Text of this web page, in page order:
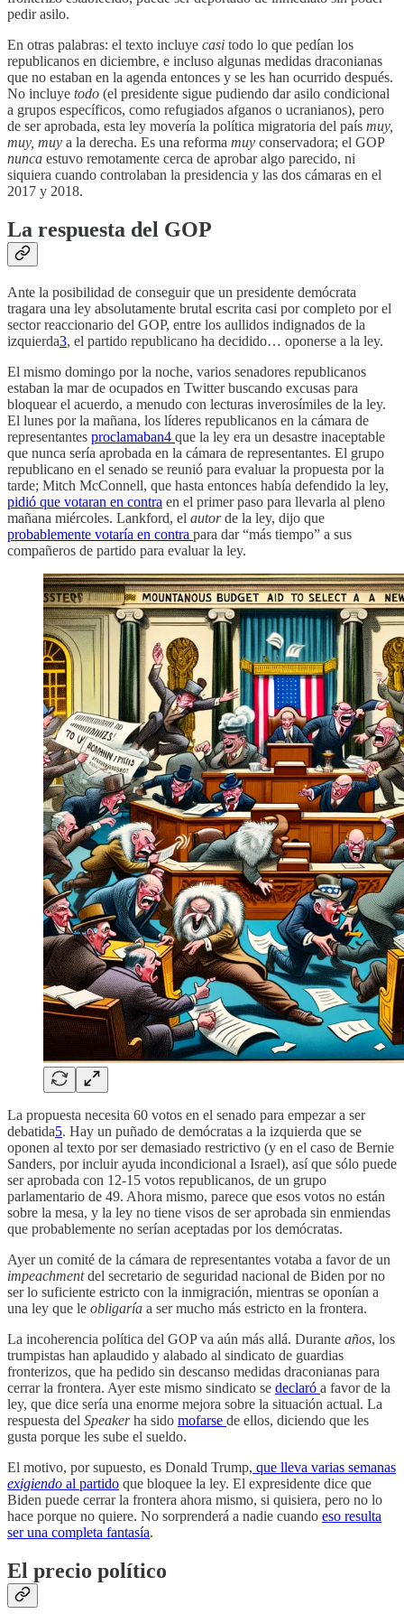
pedir asilo.
En otras palabras: el texto incluye casi todo lo que pedían los
republicanos en diciembre, e incluso algunas medidas draconianas
que no estaban en la agenda entonces y se les han ocurrido después.
No incluye todo (el presidente sigue pudiendo dar asilo condicional
a grupos específicos, como refugiados afganos o ucranianos), pero
de ser aprobada, esta ley movería la política migratoria del país muy,
muy, muy a la derecha. Es una reforma muy conservadora; el GOP
nunca estuvo remotamente cerca de aprobar algo parecido, ni
siquiera cuando controlaban la presidencia y las dos cámaras en el
2017 y 2018.
La respuesta del GOP
Ante la posibilidad de conseguir que un presidente demócrata
tragara una ley absolutamente brutal escrita casi por completo por el
sector reaccionario del GOP, entre los aullidos indignados de la
izquierda3, el partido republicano ha decidido… oponerse a la ley.
El mismo domingo por la noche, varios senadores republicanos
estaban la mar de ocupados en Twitter buscando excusas para
bloquear el acuerdo, a menudo con lecturas inverosímiles de la ley.
El lunes por la mañana, los líderes republicanos en la cámara de
representantes proclamaban4 que la ley era un desastre inaceptable
que nunca sería aprobada en la cámara de representantes. El grupo
republicano en el senado se reunió para evaluar la propuesta por la
tarde; Mitch McConnell, que hasta entonces había defendido la ley,
pidió que votaran en contra en el primer paso para llevarla al pleno
mañana miércoles. Lankford, el autorde la ley, dijo que
probablemente votaría en contra para dar “más tiempo” a sus
compañeros de partido para evaluar la ley.
La propuesta necesita 60 votos en el senado para empezar a ser
debatida5. Hay un puñado de demócratas a la izquierda que se
oponen al texto por ser demasiado restrictivo (y en el caso de Bernie
Sanders, por incluir ayuda incondicional a Israel), así que sólo puede
ser aprobada con 12-15 votos republicanos, de un grupo
parlamentario de 49. Ahora mismo, parece que esos votos no están
sobre la mesa, y la ley no tiene visos de ser aprobada sin enmiendas
que probablemente no serían aceptadas por los demócratas.
Ayer un comité de la cámara de representantes votaba a favor de un
impeachmentdel secretario de seguridad nacional de Biden por no
ser lo suficiente estricto con la inmigración, mientras se oponían a
una ley que le obligaría a ser mucho más estricto en la frontera.
La incoherencia política del GOP va aún más allá. Durante años, los
trumpistas han aplaudido y alabado al sindicato de guardias
fronterizos, que ha pedido sin descanso medidas draconianas para
cerrar la frontera. Ayer este mismo sindicato se declaró a favor de la
ley, que dice sería una enorme mejora sobre la situación actual. La
respuesta del Speakerha sido mofarse de ellos, diciendo que les
gusta porque les sube el sueldo.
El motivo, por supuesto, es Donald Trump, que lleva varias semanas
exigiendo al partido que bloquee la ley. El expresidente dice que
Biden puede cerrar la frontera ahora mismo, si quisiera, pero no lo
hace porque no quiere. No sorprenderá a nadie cuando eso resulta
ser una completa fantasía.
El precio político